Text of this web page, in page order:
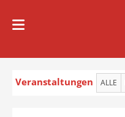
Veranstaltungen ALLE